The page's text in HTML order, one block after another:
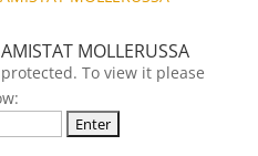
MOLLERUSSA
To view it please